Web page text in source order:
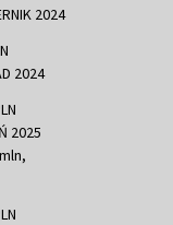
2024
2024
2025